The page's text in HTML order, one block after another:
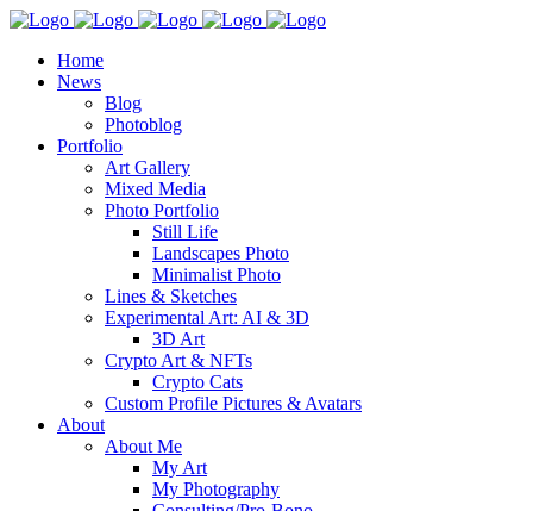
Home
News
Blog
Photoblog
Portfolio
Art Gallery
Mixed Media
Photo Portfolio
Still Life
Landscapes Photo
Minimalist Photo
Lines & Sketches
Experimental Art: AI & 3D
3D Art
Crypto Art & NFTs
Crypto Cats
Custom Profile Pictures & Avatars
About
About Me
My Art
My Photography